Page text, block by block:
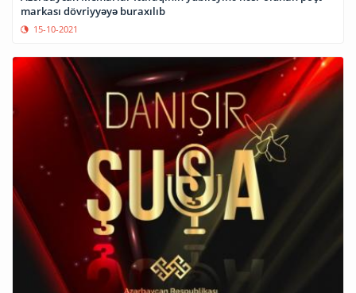
markası dövriyyəyə buraxılıb
15-10-2021